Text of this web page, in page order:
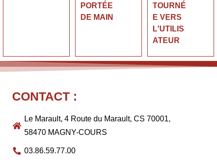
PORTÉE
DE MAIN
TOURNÉ
E VERS
L'UTILIS
ATEUR
CONTACT :
Le Marault, 4 Route du Marault, CS 70001,
58470 MAGNY-COURS
03.86.59.77.00